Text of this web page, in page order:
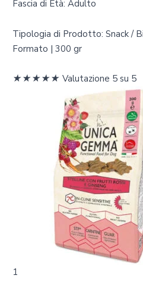
u
n
t
à
Fascia di Età: Adulto
Tipologia di Prodotto: Snack /
Formato | 300 gr
★★★★★ Valutazione 5 su 5
1